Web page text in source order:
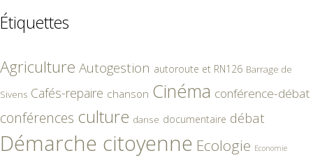
Étiquettes
Agriculture Autogestion autoroute et RN126 Barrage de
Sivens Cafés-repaire chanson Cinéma conférence-débat
conférences culture danse documentaire débat
Démarche citoyenne Ecologie Economie